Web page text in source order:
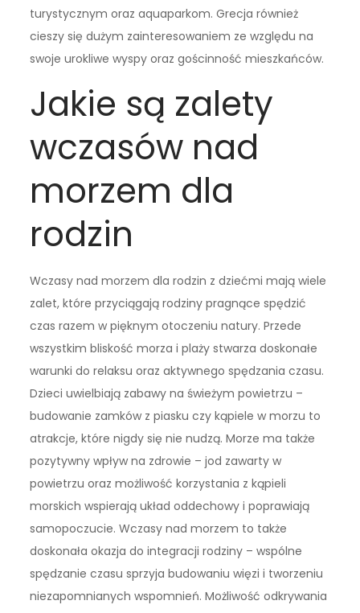
turystycznym oraz aquaparkom. Grecja również
cieszy się dużym zainteresowaniem ze względu na
swoje urokliwe wyspy oraz gościnność mieszkańców.
Jakie są zalety
wczasów nad
morzem dla
rodzin
Wczasy nad morzem dla rodzin z dziećmi mają wiele
zalet, które przyciągają rodziny pragnące spędzić
czas razem w pięknym otoczeniu natury. Przede
wszystkim bliskość morza i plaży stwarza doskonałe
warunki do relaksu oraz aktywnego spędzania czasu.
Dzieci uwielbiają zabawy na świeżym powietrzu –
budowanie zamków z piasku czy kąpiele w morzu to
atrakcje, które nigdy się nie nudzą. Morze ma także
pozytywny wpływ na zdrowie – jod zawarty w
powietrzu oraz możliwość korzystania z kąpieli
morskich wspierają układ oddechowy i poprawiają
samopoczucie. Wczasy nad morzem to także
doskonała okazja do integracji rodziny – wspólne
spędzanie czasu sprzyja budowaniu więzi i tworzeniu
niezapomnianych wspomnień. Możliwość odkrywania